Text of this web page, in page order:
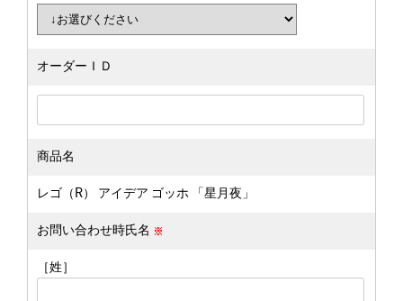
オーダーＩＤ
商品名
レゴ（R） アイデア ゴッホ 「星月夜」
お問い合わせ時氏名
［姓］